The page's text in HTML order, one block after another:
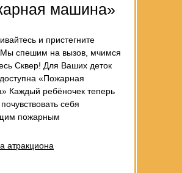
атракциона
машина»
и пристегните
спешим на вызов, мчимся
Сквер! Для Ваших деток
«Пожарная
Каждый ребёночек теперь
себя
пожарным